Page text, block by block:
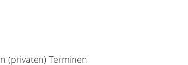
(privaten) Terminen